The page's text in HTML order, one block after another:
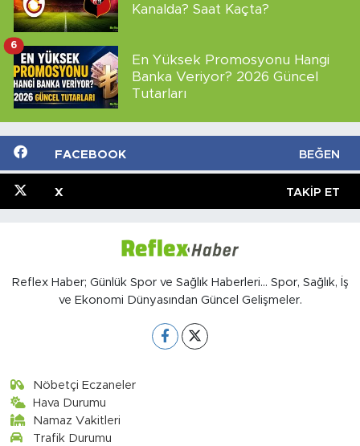
Kanalda? Saat Kaçta?
En Yüksek Promosyonu Hangi
Banka Veriyor? 2026 Güncel
Tutarları
6
FACEBOOK BEĞEN
X TAKIP ET
Reflex Haber; Günlük Spor ve Sağlık Haberleri... Spor, Sağlık, İş
ve Ekonomi Dünyasından Güncel Gelişmeler.
Nöbetçi Eczaneler
Hava Durumu
Namaz Vakitleri
Trafik Durumu